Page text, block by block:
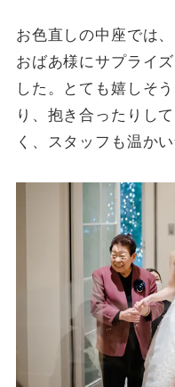
お色直しの中座では
おばあ様にサプライ
した。とても嬉しそ
り、抱き合ったりし
く、スタッフも温か